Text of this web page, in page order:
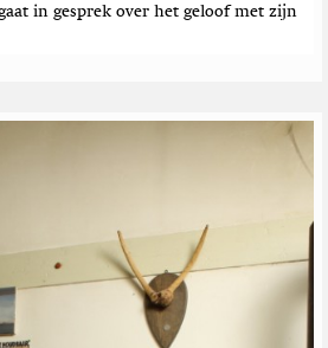
in gesprek over het geloof met zijn